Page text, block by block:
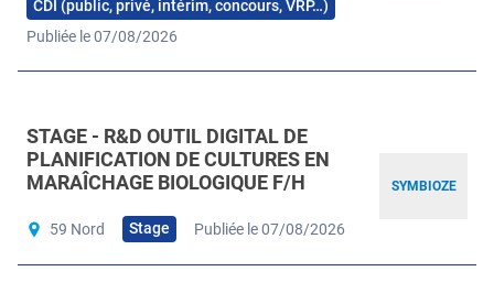
CDI (public, privé, intérim, concours, VRP…)
Publiée le 07/08/2026
SYMBIOZE
STAGE - R&D OUTIL DIGITAL DE
PLANIFICATION DE CULTURES EN
MARAÎCHAGE BIOLOGIQUE F/H
59 Nord Stage Publiée le 07/08/2026